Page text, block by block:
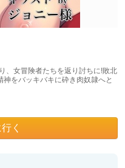
、女冒険者たちを返り討ちに!敗北
をバッキバキに砕き肉奴隷へと
く